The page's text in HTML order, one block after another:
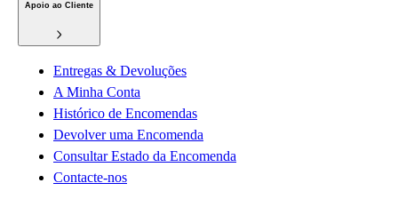
Apoio ao Cliente
Entregas & Devoluções
A Minha Conta
Histórico de Encomendas
Devolver uma Encomenda
Consultar Estado da Encomenda
Contacte-nos